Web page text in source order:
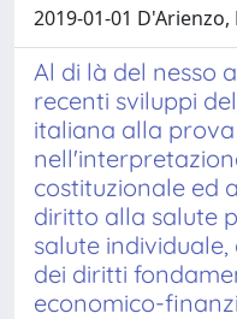
2019-01-01
Al di là del nesso
recenti sviluppi
italiana alla
costituzionale ed
diritto alla salute
salute
dei diritti
economico-